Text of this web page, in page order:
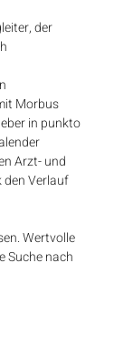
der
Morbus
in punkto
Arzt- und
den Verlauf
Wertvolle
Suche nach